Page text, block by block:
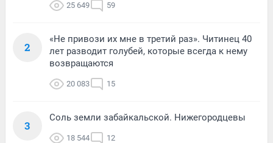
25 649 59
2
«Не привози их мне в третий раз». Читинец 40
лет разводит голубей, которые всегда к нему
возвращаются
20 083 15
3
Соль земли забайкальской. Нижегородцевы
18 544 12